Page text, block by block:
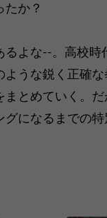
か？
よな--。高校時
うな鋭く正確
とめていく。
になるまでの